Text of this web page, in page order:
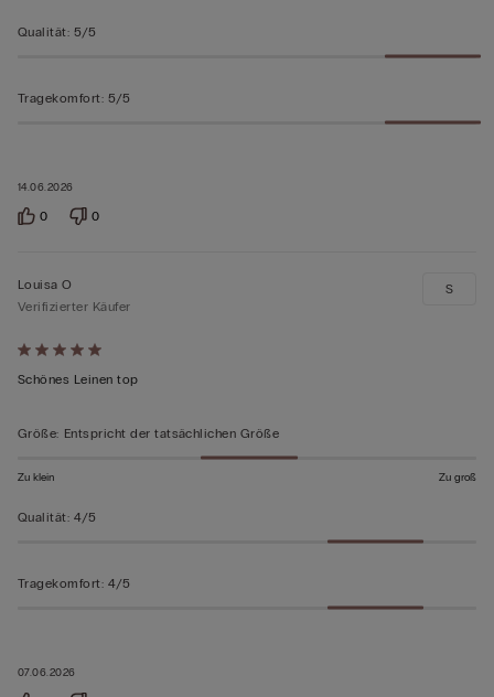
14.06.2026
Qualität: 5/5
Tragekomfort: 5/5
0 0
Mit
5
5
07.06.2026
Louisa O
Verifizierter Käufer
Schönes Leinen top
S
Größe: Entspricht der tatsächlichen Größe
Zu klein Zu groß
Qualität: 4/5
Tragekomfort: 4/5